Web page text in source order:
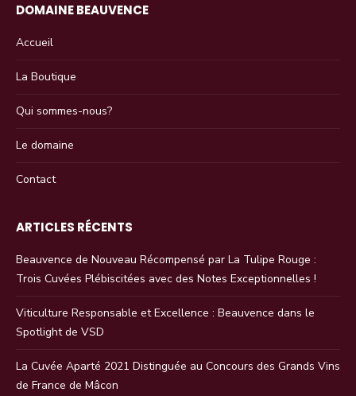
DOMAINE BEAUVENCE
Accueil
La Boutique
Qui sommes-nous?
Le domaine
Contact
ARTICLES RÉCENTS
Beauvence de Nouveau Récompensé par La Tulipe Rouge :
Trois Cuvées Plébiscitées avec des Notes Exceptionnelles !
Viticulture Responsable et Excellence : Beauvence dans le
Spotlight de VSD
La Cuvée Aparté 2021 Distinguée au Concours des Grands Vins
de France de Mâcon